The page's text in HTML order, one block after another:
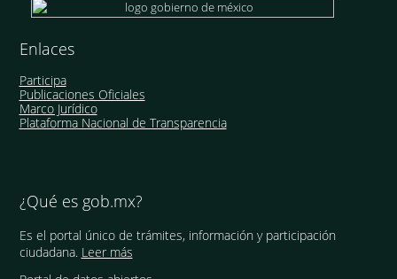
Enlaces
Participa
Publicaciones Oficiales
Marco Jurídico
Plataforma Nacional de Transparencia
¿Qué es gob.mx?
Es el portal único de trámites, información y participación
ciudadana. Leer más